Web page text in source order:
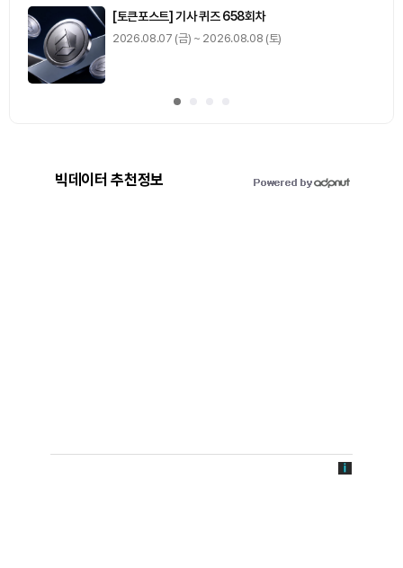
[토큰포스트] 기사 퀴즈 658회차
2026.08.07 (금) ~ 2026.08.08 (토)
빅데이터 추천정보